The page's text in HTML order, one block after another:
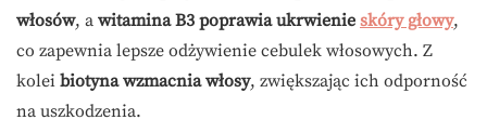
włosów, a witamina B3 poprawia ukrwienie skóry głowy,
co zapewnia lepsze odżywienie cebulek włosowych. Z
kolei biotyna wzmacnia włosy, zwiększając ich odporność
na uszkodzenia.